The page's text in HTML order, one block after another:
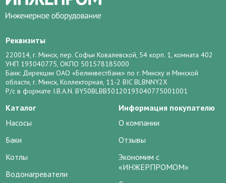
Реквизиты
220014, г. Минск, пер. Софьи Ковалевской, 54 корп. 1, комната 402
УНП 193040775, ОКПО 501578185000
Банк: Дирекции ОАО «Белинвестбанк» по г. Минску и Минской
области, г. Минск, Коллекторная, 11-2 BIC BLBNNY2X
Р/с в формате I.B.A.N. BY50BLBB30120193040775001001
Каталог
Насосы
Баки
Котлы
Водонагреватели
Информация покупателю
О компании
Отзывы
Экономим с
«ИНЖЕРПРОМОМ»